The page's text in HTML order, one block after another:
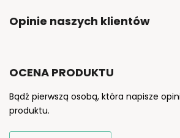
Opinie naszych klientów
OCENA PRODUKTU
Bądź pierwszą osobą, która napisze
produktu.